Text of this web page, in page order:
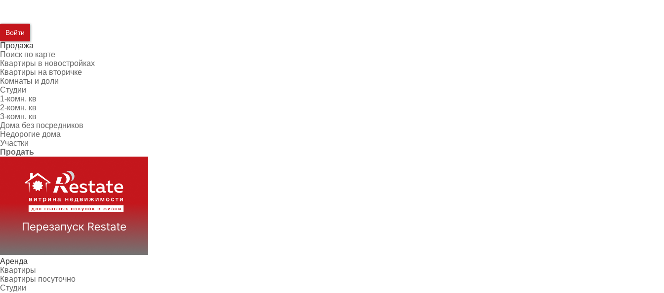
Войти
Продажа
Поиск по карте
Квартиры в новостройках
Квартиры на вторичке
Комнаты и доли
Студии
1-комн. кв
2-комн. кв
3-комн. кв
Дома без посредников
Недорогие дома
Участки
Продать
Аренда
Квартиры
Квартиры посуточно
Студии